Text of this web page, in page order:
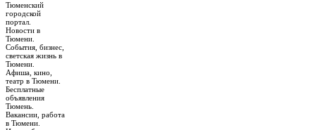
Тюменский
городской
портал.
Новости в
Тюмени.
События, бизнес,
светская жизнь в
Тюмени.
Афиша, кино,
театр в Тюмени.
Бесплатные
объявления
Тюмень.
Вакансии, работа
в Тюмени.